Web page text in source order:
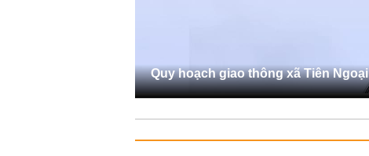
Quy hoạch giao thông xã Tiên Ngoại